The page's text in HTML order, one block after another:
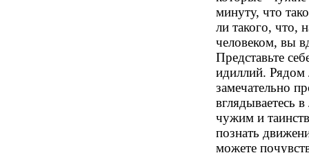
минуту, что
ли такого, что,
человеком, вы
Представьте
идиллий.
замечательно
вглядываетесь
чужим и
познать
можете